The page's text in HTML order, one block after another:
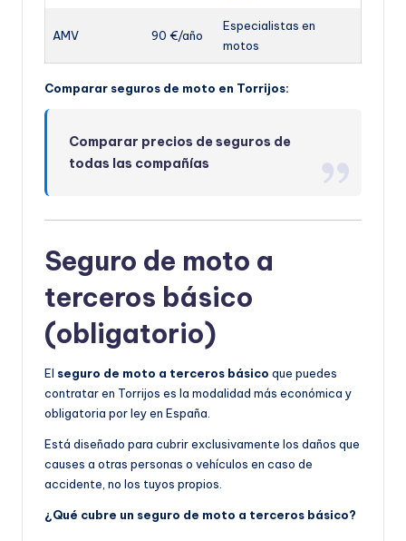
AMV 90 €/año
Especialistas en
motos
Comparar seguros de moto en Torrijos:
Comparar precios de seguros de
todas las compañías
Seguro de moto a
terceros básico
(obligatorio)
El seguro de moto a terceros básico que puedes
contratar en Torrijos es la modalidad más económica y
obligatoria por ley en España.
Está diseñado para cubrir exclusivamente los daños que
causes a otras personas o vehículos en caso de
accidente, no los tuyos propios.
¿Qué cubre un seguro de moto a terceros básico?